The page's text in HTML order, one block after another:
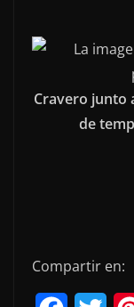
Cravero junto
de
Compartir en: